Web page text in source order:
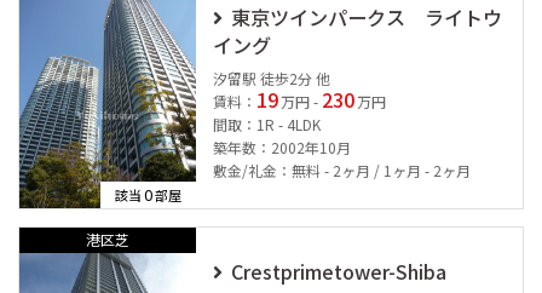
該当0部屋
東京ツインパークス ライトウ
イング
汐留駅 徒歩2分 他
賃料： 19 万円 - 230 万円
間取：1R - 4LDK
築年数：2002年10月
敷金/礼金：無料 - 2ヶ月 / 1ヶ月 - 2ヶ月
港区芝
Crestprimetower-Shiba